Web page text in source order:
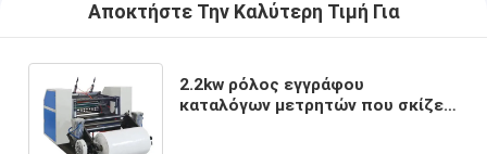
Αποκτήστε Την Καλύτερη Τιμή Για
2.2kw ρόλος εγγράφου
καταλόγων μετρητών που σκίζει